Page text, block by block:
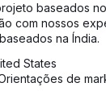
baseados
com nossos
na Índia.
States
de